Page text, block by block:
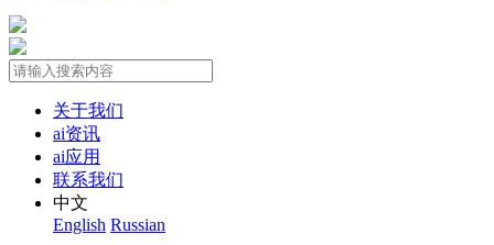
关于我们
ai资讯
ai应用
联系我们
中文
English Russian